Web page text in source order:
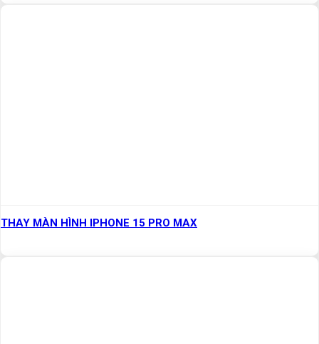
THAY MÀN HÌNH IPHONE 15 PRO MAX